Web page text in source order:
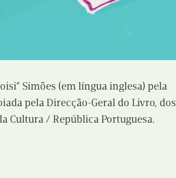
Recolha
Reedição
Simões (em língua inglesa) pela
pela Direcção-Geral do Livro, dos
Cultura / República Portuguesa.